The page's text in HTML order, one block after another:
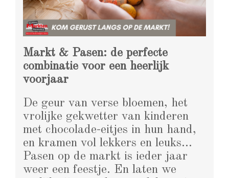
Markt & Pasen: de perfecte
combinatie voor een heerlijk
voorjaar
De geur van verse bloemen, het
vrolijke gekwetter van kinderen
met chocolade-eitjes in hun hand,
en kramen vol lekkers en leuks…
Pasen op de markt is ieder jaar
weer een feestje. En laten we